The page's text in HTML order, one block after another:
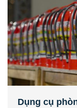
Dụng cụ